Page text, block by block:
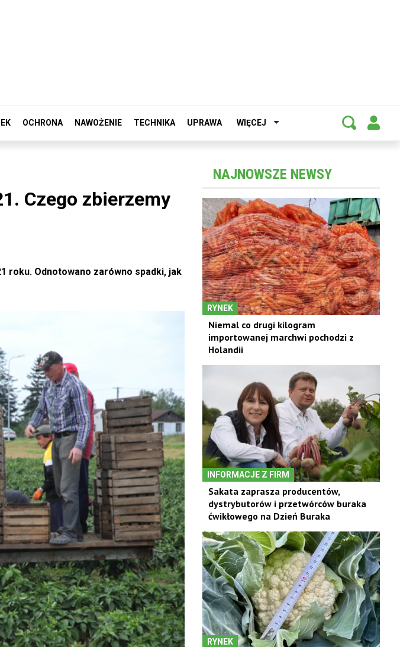
OCHRONA NAWOŻENIE TECHNIKA UPRAWA WIĘCEJ
Czego zbierzemy
roku. Odnotowano zarówno spadki, jak
NAJNOWSZE NEWSY
RYNEK
Niemal co drugi kilogram
importowanej marchwi pochodzi z
Holandii
INFORMACJE Z FIRM
Sakata zaprasza producentów,
dystrybutorów i przetwórców buraka
ćwikłowego na Dzień Buraka
RYNEK